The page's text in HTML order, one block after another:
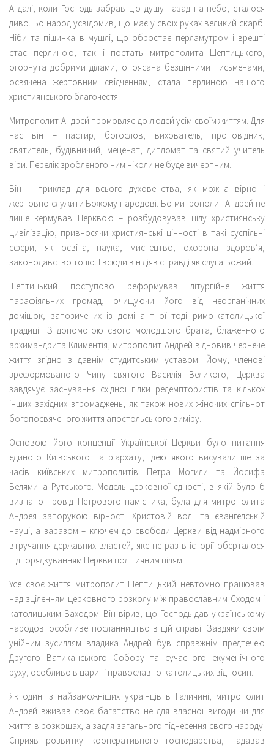
А далі, коли Господь забрав цю душу назад на небо, сталося
диво. Бо народ усвідомив, що має у своїх руках великий скарб.
Ніби та піщинка в мушлі, що обростає перламутром і врешті
стає перлиною, так і постать митрополита Шептицького,
огорнута добрими ділами, опоясана безцінними письменами,
освячена жертовним свідченням, стала перлиною нашого
християнського благочестя.
Митрополит Андрей промовляє до людей усім своїм життям. Для
нас він – пастир, богослов, вихователь, проповідник,
святитель, будівничий, меценат, дипломат та святий учитель
віри. Перелік зробленого ним ніколи не буде вичерпним.
Він – приклад для всього духовенства, як можна вірно і
жертовно служити Божому народові. Бо митрополит Андрей не
лише кермував Церквою – розбудовував цілу християнську
цивілізацію, привносячи християнські цінності в такі суспільні
сфери, як освіта, наука, мистецтво, охорона здоров’я,
законодавство тощо. І всюди він діяв справді як слуга Божий.
Шептицький поступово реформував літургійне життя
парафіяльних громад, очищуючи його від неорганічних
домішок, запозичених із домінантної тоді римо-католицької
традиції. З допомогою свого молодшого брата, блаженного
архимандрита Климентія, митрополит Андрей відновив чернече
життя згідно з давнім студитським уставом. Йому, членові
зреформованого Чину святого Василія Великого, Церква
завдячує заснування східної гілки редемптористів та кількох
інших західних згромаджень, як також нових жіночих спільнот
богопосвяченого життя апостольського виміру.
Основою його концепції Української Церкви було питання
єдиного Київського патріархату, ідею якого висували ще за
часів київських митрополитів Петра Могили та Йосифа
Велямина Рутського. Модель церковної єдності, в якій було б
визнано провід Петрового намісника, була для митрополита
Андрея запорукою вірності Христовій волі та євангелській
науці, а заразом – ключем до свободи Церкви від надмірного
втручання державних властей, яке не раз в історії оберталося
підпорядкуванням Церкви політичним цілям.
Усе своє життя митрополит Шептицький невтомно працював
над зціленням церковного розколу між православним Сходом і
католицьким Заходом. Він вірив, що Господь дав українському
народові особливе посланництво в цій справі. Завдяки своїм
унійним зусиллям владика Андрей був справжнім предтечею
Другого Ватиканського Собору та сучасного екуменічного
руху, особливо в царині православно-католицьких відносин.
Як один із найзаможніших українців в Галичині, митрополит
Андрей вживав своє багатство не для власної вигоди чи для
життя в розкошах, а задля загального піднесення свого народу.
Сприяв розвитку кооперативного господарства, надавав